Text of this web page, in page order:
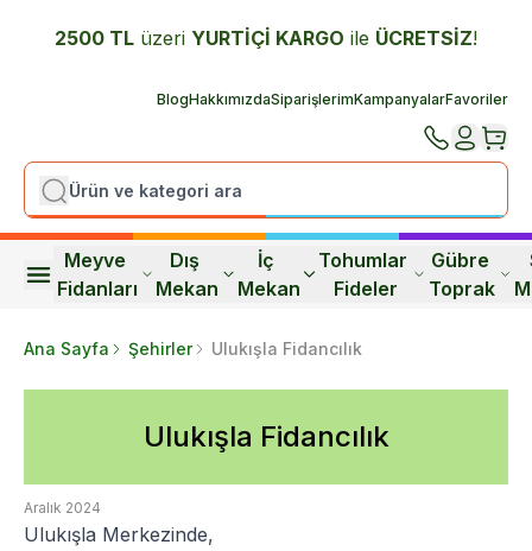
2500 TL üzeri YURTİÇİ KARGO ile ÜCRETSİZ!
BlogHakkımızdaSiparişlerimKampanyalarFavoriler
Meyve
Fidanları
Dış
Mekan
İç
Mekan
Tohumlar
Fideler
Gübre
Toprak
Ana Sayfa Şehirler Ulukışla Fidancılık
Ulukışla Fidancılık
Aralık 2024
Ulukışla Merkezinde,